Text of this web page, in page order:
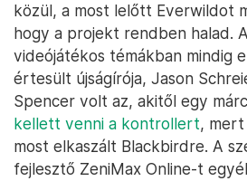
közül, a most lelőtt Everwildot
hogy a projekt rendben halad.
videójátékos témákban mindig
értesült újságírója, Jason
Spencer volt az, akitől egy
kellett venni a kontrollert,
most elkaszált Blackbirdre. A
fejlesztő ZeniMax Online-t